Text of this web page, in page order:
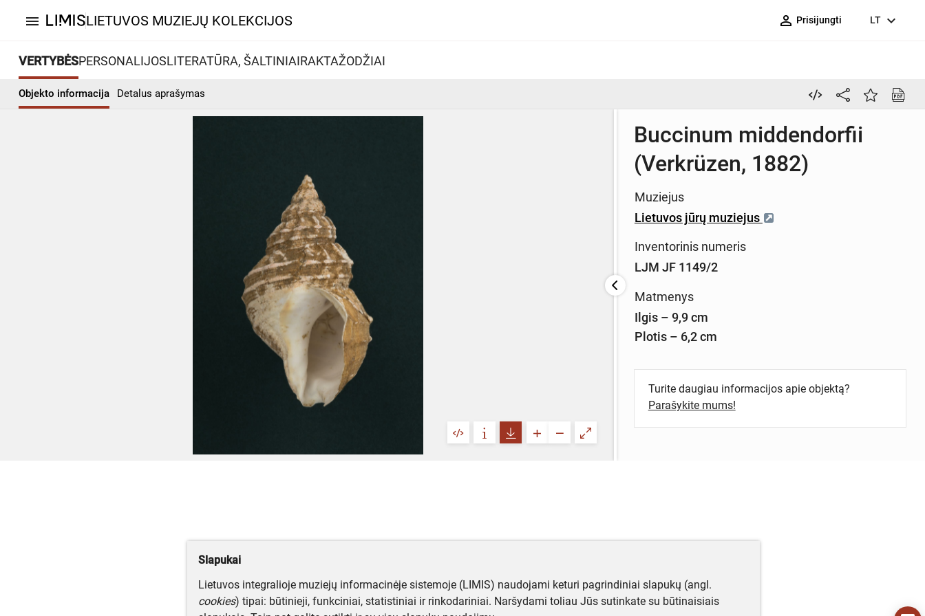
menu LIETUVOS MUZIEJŲ KOLEKCIJOS person_outline Prisijungti LT expand_more
VERTYBĖSPERSONALIJOSLITERATŪRA, ŠALTINIAIRAKTAŽODŽIAI
Objekto informacija Detalus aprašymas
Buccinum middendorfii
(Verkrüzen, 1882)
Muziejus
Lietuvos jūrų muziejus
Inventorinis numeris
LJM JF 1149/2
Matmenys
Ilgis – 9,9 cm
Plotis – 6,2 cm
Turite daugiau informacijos apie objektą?
Parašykite mums!
Slapukai
Lietuvos integralioje muziejų informacinėje sistemoje (LIMIS) naudojami keturi pagrindiniai slapukų (angl.
cookies) tipai: būtinieji, funkciniai, statistiniai ir rinkodariniai. Naršydami toliau Jūs sutinkate su būtinaisiais